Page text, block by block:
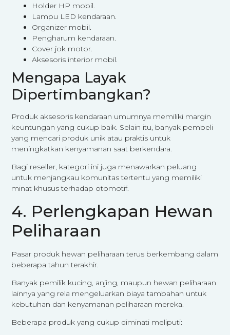
Holder HP mobil.
Lampu LED kendaraan.
Organizer mobil.
Pengharum kendaraan.
Cover jok motor.
Aksesoris interior mobil.
Mengapa Layak
Dipertimbangkan?
Produk aksesoris kendaraan umumnya memiliki margin
keuntungan yang cukup baik. Selain itu, banyak pembeli
yang mencari produk unik atau praktis untuk
meningkatkan kenyamanan saat berkendara.
Bagi reseller, kategori ini juga menawarkan peluang
untuk menjangkau komunitas tertentu yang memiliki
minat khusus terhadap otomotif.
4. Perlengkapan Hewan
Peliharaan
Pasar produk hewan peliharaan terus berkembang dalam
beberapa tahun terakhir.
Banyak pemilik kucing, anjing, maupun hewan peliharaan
lainnya yang rela mengeluarkan biaya tambahan untuk
kebutuhan dan kenyamanan peliharaan mereka.
Beberapa produk yang cukup diminati meliputi: